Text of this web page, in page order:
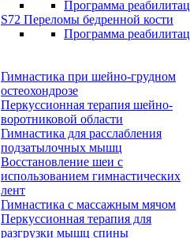
Программа
S72 Переломы бедренной кости
Программа
Гимнастика при шейно-грудном
остеохондрозе
Перкуссионная терапия шейно-
воротниковой области
Гимнастика для расслабления
подзатылочных мышц
Восстановление шеи с
использованием гимнастических
лент
Гимнастика с массажным мячом
Перкуссионная терапия для
разгрузки мышц спины